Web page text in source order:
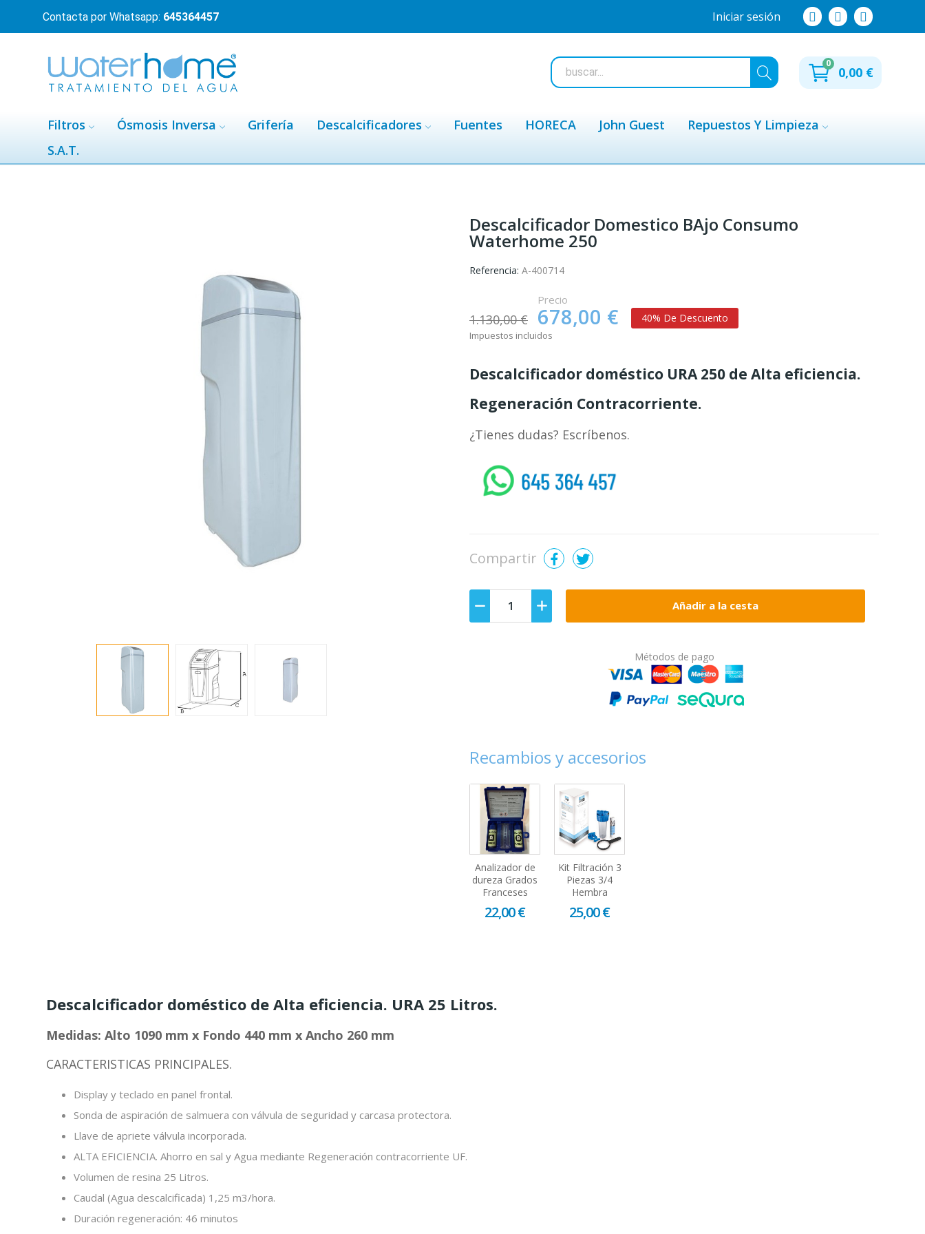
Contacta por Whatsapp: 645364457 Iniciar sesión
0,00 €
0
Filtros Ósmosis Inversa Grifería Descalcificadores Fuentes HORECA John Guest
Repuestos Y Limpieza
S.A.T.
Descalcificador Domestico BAjo Consumo
Waterhome 250
Referencia: A-400714
1.130,00 €
Precio
678,00 € 40% De Descuento
Impuestos incluidos
Descalcificador doméstico URA 250 de Alta eficiencia.
Regeneración Contracorriente.
¿Tienes dudas? Escríbenos.
whatsapp
Compartir
Añadir a la cesta
Métodos de pago
Recambios y accesorios
Analizador de
dureza Grados
Franceses
22,00 €
Kit Filtración 3
Piezas 3/4
Hembra
25,00 €
Descalcificador doméstico de Alta eficiencia. URA 25 Litros.
Medidas: Alto 1090 mm x Fondo 440 mm x Ancho 260 mm
CARACTERISTICAS PRINCIPALES.
Display y teclado en panel frontal.
Sonda de aspiración de salmuera con válvula de seguridad y carcasa protectora.
Llave de apriete válvula incorporada.
ALTA EFICIENCIA. Ahorro en sal y Agua mediante Regeneración contracorriente UF.
Volumen de resina 25 Litros.
Caudal (Agua descalcificada) 1,25 m3/hora.
Duración regeneración: 46 minutos